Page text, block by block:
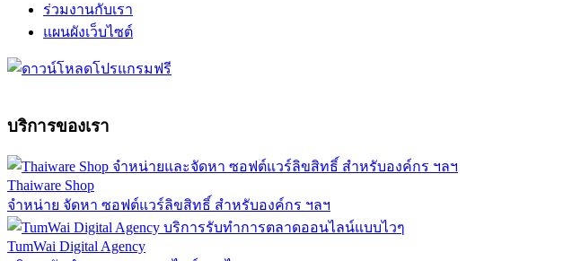
ร่วมงานกับเรา
แผนผังเว็บไซต์
บริการของเรา
Thaiware Shop
จำหน่าย จัดหา ซอฟต์แวร์ลิขสิทธิ์ สำหรับองค์กร ฯลฯ
TumWai Digital Agency